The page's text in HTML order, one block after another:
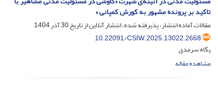
تاکید بر پرونده مشهور به کورش کمپانی »
مقالات آماده انتشار، پذیرفته شده، انتشار آنلاین از تاریخ30 آذر 1404
10.22091/CSIW.2025.13022.2668
پگاه سرمدی
مشاهده مقاله